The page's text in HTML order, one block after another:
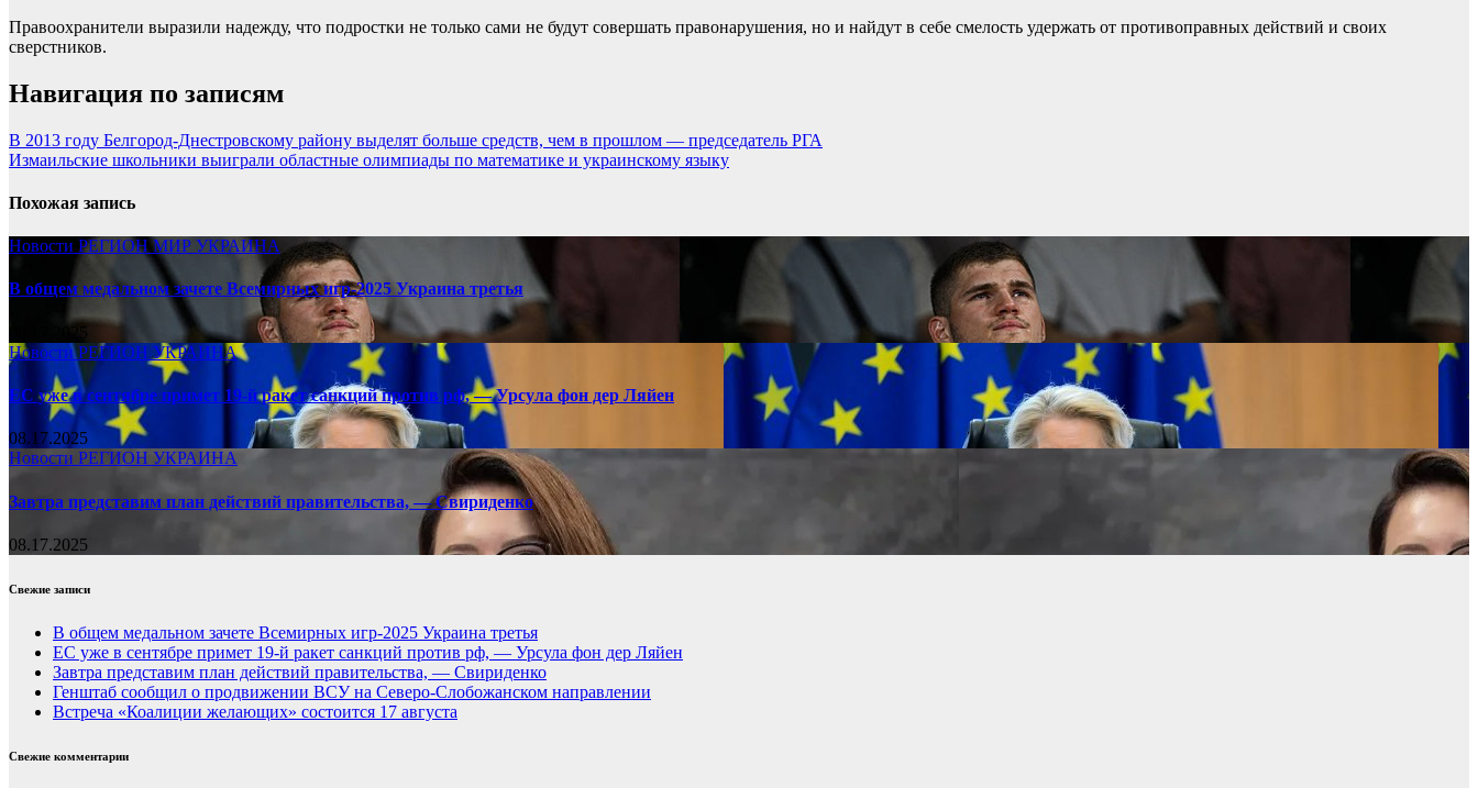
Правоохранители выразили надежду, что подростки не только сами не будут совершать правонарушения, но и найдут в себе смелость удержать от противоправных действий и своих
сверстников.
Навигация по записям
В 2013 году Белгород-Днестровскому району выделят больше средств, чем в прошлом — председатель РГА
Измаильские школьники выиграли областные олимпиады по математике и украинскому языку
Похожая запись
Новости РЕГИОНМИР УКРАИНА
В общем медальном зачете Всемирных игр-2025 Украина третья
08.17.2025
НовостиРЕГИОНУКРАИНА
ЕС уже в сентябре примет 19-й ракет санкций против рф, — Урсула фон дер Ляйен
08.17.2025
Новости РЕГИОН УКРАИНА
Завтра представим план действий правительства, — Свириденко
08.17.2025
Свежие записи
В общем медальном зачете Всемирных игр-2025 Украина третья
ЕС уже в сентябре примет 19-й ракет санкций против рф, — Урсула фон дер Ляйен
Завтра представим план действий правительства, — Свириденко
Генштаб сообщил о продвижении ВСУ на Северо-Слобожанском направлении
Встреча «Коалиции желающих» состоится 17 августа
Свежие комментарии